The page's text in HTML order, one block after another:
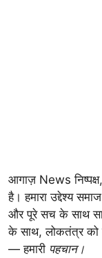
आगाज़ News
है। हमारा उद्देश्य
और पूरे सच के साथ
के साथ, लोकतंत्र को
— हमारी पहचान।